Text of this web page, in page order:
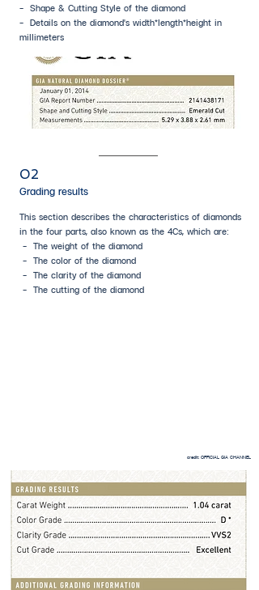
- Shape & Cutting Style of the diamond
- Details on the diamond's width*length*height in
millimeters
02
Grading results
This section describes the characteristics of diamonds
in the four parts, also known as the 4Cs, which are:
- The weight of the diamond
- The color of the diamond
- The clarity of the diamond
- The cutting of the diamond
credit: OFFICIAL GIA CHANNEL